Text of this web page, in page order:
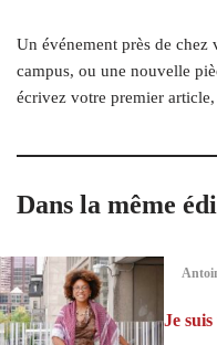
Un événement près de chez
campus, ou une nouvelle
écrivez votre premier
Dans la même
Je